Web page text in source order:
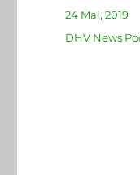
Veröffentlicht
am
24 Mai, 2019
Kategorien
DHV News